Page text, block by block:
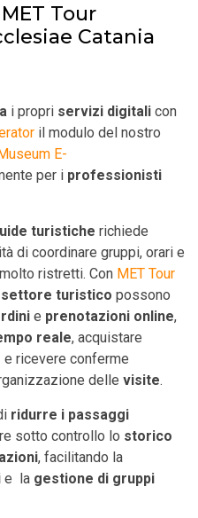
Tour
Catania
i propri servizi digitali con
il modulo del nostro
E-
per i professionisti
turistiche richiede
di coordinare gruppi, orari e
ristretti. Con MET Tour
settore turistico possono
e prenotazioni online,
reale, acquistare
e ricevere conferme
delle visite.
ridurre i passaggi
sotto controllo lo storico
, facilitando la
e la gestione di gruppi